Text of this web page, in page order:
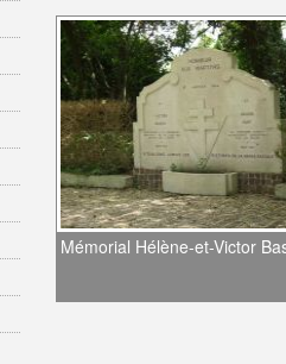
Mémorial Hélène-et-Victor